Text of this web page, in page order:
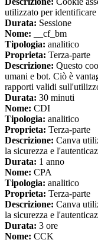
utilizzato per
Durata: Sessione
Nome: __cf_bm
Tipologia: analitico
Proprieta: Terza-parte
Descrizione: Questo
umani e bot. Ciò è
rapporti validi
Durata: 30 minuti
Nome: CDI
Tipologia: analitico
Proprieta: Terza-parte
Descrizione: Canva
la sicurezza e
Durata: 1 anno
Nome: CPA
Tipologia: analitico
Proprieta: Terza-parte
Descrizione: Canva
la sicurezza e
Durata: 3 ore
Nome: CCK